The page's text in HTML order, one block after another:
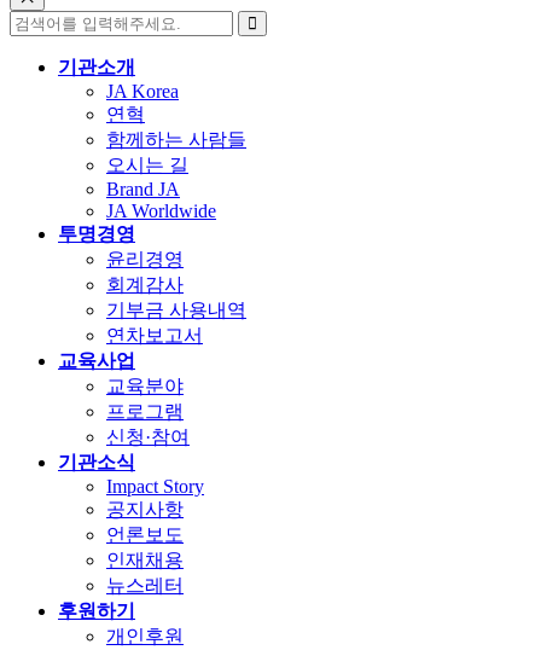
기관소개
JA Korea
연혁
함께하는 사람들
오시는 길
Brand JA
JA Worldwide
투명경영
윤리경영
회계감사
기부금 사용내역
연차보고서
교육사업
교육분야
프로그램
신청·참여
기관소식
Impact Story
공지사항
언론보도
인재채용
뉴스레터
후원하기
개인후원